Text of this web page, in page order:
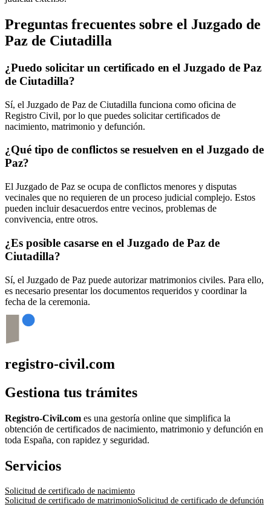
Preguntas frecuentes sobre el Juzgado de
Paz de Ciutadilla
¿Puedo solicitar un certificado en el Juzgado de Paz
de Ciutadilla?
Sí, el Juzgado de Paz de Ciutadilla funciona como oficina de
Registro Civil, por lo que puedes solicitar certificados de
nacimiento, matrimonio y defunción.
¿Qué tipo de conflictos se resuelven en el Juzgado de
Paz?
El Juzgado de Paz se ocupa de conflictos menores y disputas
vecinales que no requieren de un proceso judicial complejo. Estos
pueden incluir desacuerdos entre vecinos, problemas de
convivencia, entre otros.
¿Es posible casarse en el Juzgado de Paz de
Ciutadilla?
Sí, el Juzgado de Paz puede autorizar matrimonios civiles. Para ello,
es necesario presentar los documentos requeridos y coordinar la
fecha de la ceremonia.
registro-civil.com
Gestiona tus trámites
Registro-Civil.com es una gestoría online que simplifica la
obtención de certificados de nacimiento, matrimonio y defunción en
toda España, con rapidez y seguridad.
Servicios
Solicitud de certificado de nacimiento
Solicitud de certificado de matrimonioSolicitud de certificado de defunción